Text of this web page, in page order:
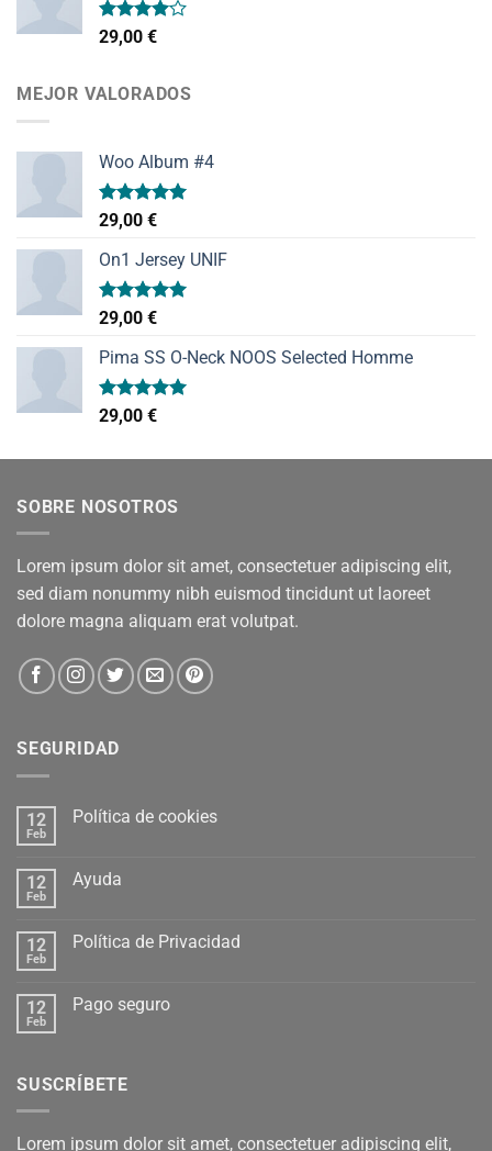
Valorado
con
29,00 €
MEJOR VALORADOS
Woo Album #4
Valorado
con
de 5
29,00 €
On1 Jersey UNIF
Valorado
con
de 5
29,00 €
Pima SS O-Neck NOOS Selected Homme
Valorado
con
29,00 €
SOBRE NOSOTROS
Lorem ipsum dolor sit amet, consectetuer adipiscing elit,
sed diam nonummy nibh euismod tincidunt ut laoreet
dolore magna aliquam erat volutpat.
SEGURIDAD
12
Feb
Política de cookies
12
Feb
Ayuda
12
Feb
Política de Privacidad
12
Feb
Pago seguro
SUSCRÍBETE
Lorem ipsum dolor sit amet, consectetuer adipiscing elit,